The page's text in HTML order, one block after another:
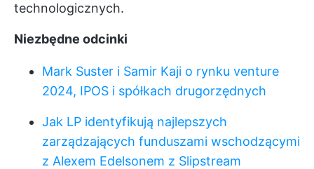
technologicznych.
Niezbędne odcinki
Mark Suster i Samir Kaji o rynku venture
2024, IPOS i spółkach drugorzędnych
Jak LP identyfikują najlepszych
zarządzających funduszami wschodzącymi
z Alexem Edelsonem z Slipstream